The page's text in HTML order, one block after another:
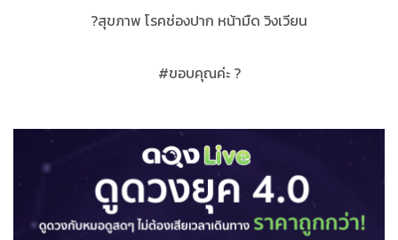
?สุขภาพ โรคช่องปาก หน้ามืด วิงเวียน
#ขอบคุณค่ะ ?